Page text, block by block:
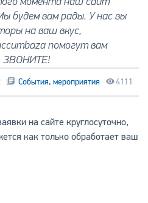
будем вам рады. У нас вы
на ваш вкус,
помогут вам
ЗВОНИТЕ!
События, мероприятия 4111
на сайте круглосуточно,
как только обработает ваш